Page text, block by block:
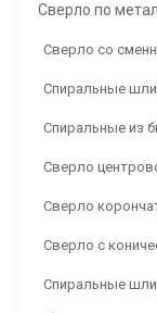
Сверло по
Сверло со
Спиральные
Спиральные из
Сверло
Сверло
Сверло с
Спиральные